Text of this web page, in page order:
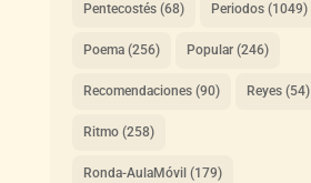
Pentecostés(68) Periodos(1049)
Poema(256) Popular(246)
Recomendaciones(90) Reyes(54)
Ritmo(258)
Ronda-AulaMóvil (179)